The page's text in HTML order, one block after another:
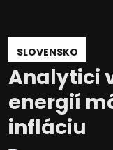
SLOVENSKO
Analytici
energií
infláciu